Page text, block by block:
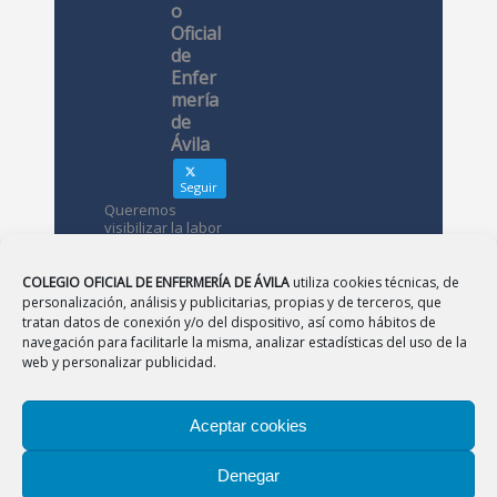
COLEGIO OFICIAL DE ENFERMERÍA DE ÁVILA utiliza cookies técnicas, de
personalización, análisis y publicitarias, propias y de terceros, que
tratan datos de conexión y/o del dispositivo, así como hábitos de
navegación para facilitarle la misma, analizar estadísticas del uso de la
web y personalizar publicidad.
Aceptar cookies
Denegar
o
Oficial
de
Enfer
mería
de
Ávila
Seguir
Queremos
visibilizar la labor
conoces?
Avatar Colegio
Oficial de
de Ávila
12 May
LEÓN|PALENCIA